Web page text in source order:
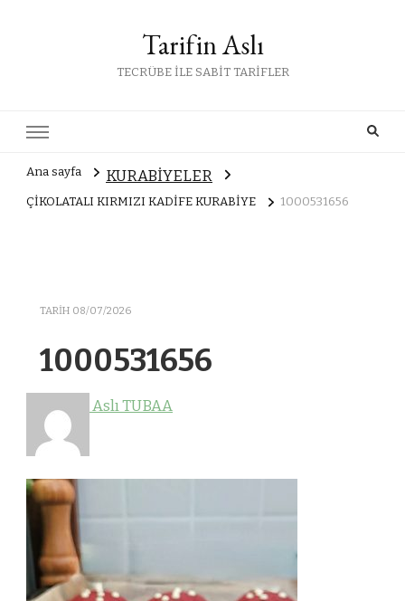
Tarifin Aslı
TECRÜBE İLE SABİT TARİFLER
Ana sayfa KURABİYELER
ÇİKOLATALI KIRMIZI KADİFE KURABİYE 1000531656
TARIH 08/07/2026
1000531656
Aslı TUBAA